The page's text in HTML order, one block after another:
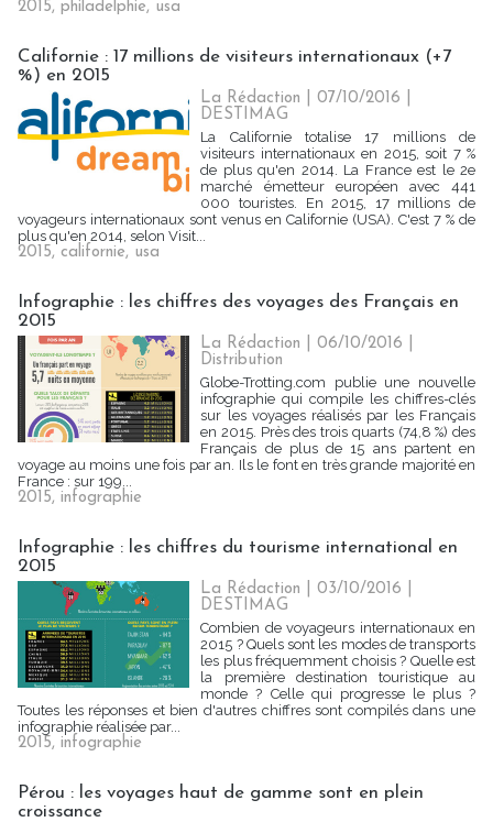
2015, philadelphie, usa
Californie : 17 millions de visiteurs internationaux (+7
%) en 2015
La Rédaction | 07/10/2016
DESTIMAG
La Californie totalise 17 millions de
visiteurs internationaux en 2015, soit 7 %
de plus qu'en 2014. La France est le 2e
marché émetteur européen avec 441
000 touristes. En 2015, 17 millions de
voyageurs internationaux sont venus en Californie (USA). C'est 7 % de
plus qu'en 2014, selon Visit...
2015, californie, usa
Infographie : les chiffres des voyages des Français en
2015
La Rédaction | 06/10/2016
Distribution
Globe-Trotting.com publie une nouvelle
infographie qui compile les chiffres-clés
sur les voyages réalisés par les Français
en 2015. Près des trois quarts (74,8 %) des
Français de plus de 15 ans partent en
voyage au moins une fois par an. Ils le font en très grande majorité en
France : sur 199...
2015, infographie
Infographie : les chiffres du tourisme international en
2015
La Rédaction | 03/10/2016
DESTIMAG
Combien de voyageurs internationaux en
2015 ? Quels sont les modes de transports
les plus fréquemment choisis ? Quelle est
la première destination touristique au
monde ? Celle qui progresse le plus ?
Toutes les réponses et bien d'autres chiffres sont compilés dans une
infographie réalisée par...
2015, infographie
Pérou : les voyages haut de gamme sont en plein
croissance